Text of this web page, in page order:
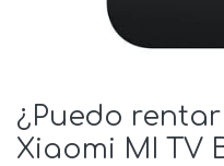
¿Puedo
Xiaomi MI TV